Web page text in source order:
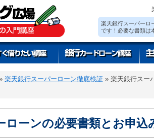
楽天銀行スーパーロ
です！必要な書類は
楽天銀行スーパーローン徹底検証 » 楽天銀行スー
ローンの必要書類とお申込